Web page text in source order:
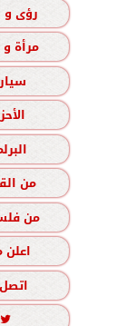
رؤى و
مرأة
من
من
اعلن
